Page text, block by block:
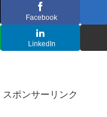
Facebook
LinkedIn
スポンサーリンク